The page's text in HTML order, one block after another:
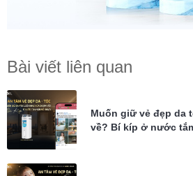
Bài viết liên quan
Muốn giữ vẻ đẹp da
về? Bí kíp ở nước